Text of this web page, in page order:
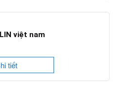
việt nam
tiết